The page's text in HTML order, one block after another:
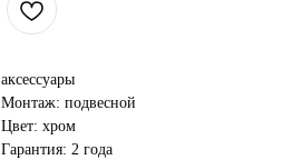
аксессуары
Монтаж: подвесной
Цвет: хром
Гарантия: 2 года